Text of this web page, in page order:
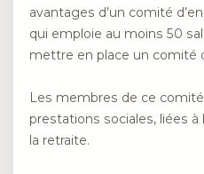
avantages d’un comité
qui emploie au moins 50
mettre en place un comité
Les membres de ce
prestations sociales, liées
la retraite.